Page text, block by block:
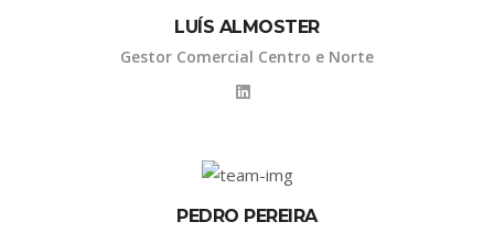
LUÍS ALMOSTER
Gestor Comercial Centro e Norte
PEDRO PEREIRA